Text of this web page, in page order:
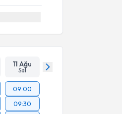
11 Ağu
Sal
09:00
09:30